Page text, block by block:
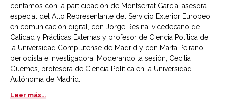
contamos con la participación de Montserrat García, asesora
especial del Alto Representante del Servicio Exterior Europeo
en comunicación digital, con Jorge Resina, vicedecano de
Calidad y Prácticas Externas y profesor de Ciencia Política de
la Universidad Complutense de Madrid y con Marta Peirano,
periodista e investigadora. Moderando la sesión, Cecilia
Güemes, profesora de Ciencia Política en la Universidad
Autónoma de Madrid.
Leer más...